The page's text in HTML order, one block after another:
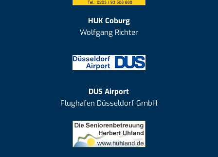
HUK Coburg
Wolfgang Richter
DUS Airport
Flughafen Düsseldorf GmbH